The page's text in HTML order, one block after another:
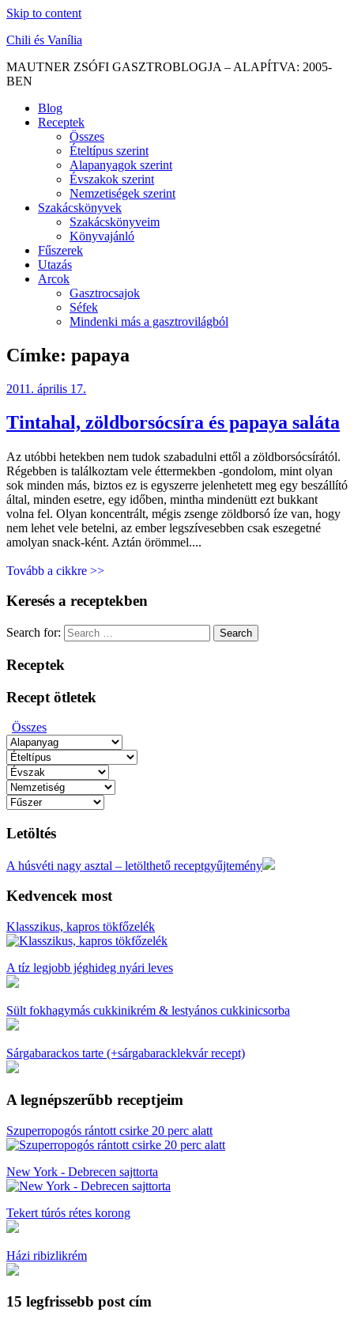
Skip to content
Chili és Vanília
MAUTNER ZSÓFI GASZTROBLOGJA – ALAPÍTVA: 2005-
BEN
Blog
Receptek
Összes
Ételtípus szerint
Alapanyagok szerint
Évszakok szerint
Nemzetiségek szerint
Szakácskönyvek
Szakácskönyveim
Könyvajánló
Fűszerek
Utazás
Arcok
Gasztrocsajok
Séfek
Mindenki más a gasztrovilágból
Címke: papaya
2011. április 17.
Tintahal, zöldborsócsíra és papaya saláta
Az utóbbi hetekben nem tudok szabadulni ettől a zöldborsócsírától.
Régebben is találkoztam vele éttermekben -gondolom, mint olyan
sok minden más, biztos ez is egyszerre jelenhetett meg egy beszállító
által, minden esetre, egy időben, mintha mindenütt ezt bukkant
volna fel. Olyan koncentrált, mégis zsenge zöldborsó íze van, hogy
nem lehet vele betelni, az ember legszívesebben csak eszegetné
amolyan snack-ként. Aztán örömmel....
Tovább a cikkre >>
Keresés a receptekben
Search for: Search
Receptek
Recept ötletek
Összes
Letöltés
A húsvéti nagy asztal – letölthető receptgyűjtemény
Kedvencek most
Klasszikus, kapros tökfőzelék
A tíz legjobb jéghideg nyári leves
Sült fokhagymás cukkinikrém & lestyános cukkinicsorba
Sárgabarackos tarte (+sárgabaracklekvár recept)
A legnépszerűbb receptjeim
Szuperropogós rántott csirke 20 perc alatt
New York - Debrecen sajttorta
Tekert túrós rétes korong
Házi ribizlikrém
15 legfrissebb post cím